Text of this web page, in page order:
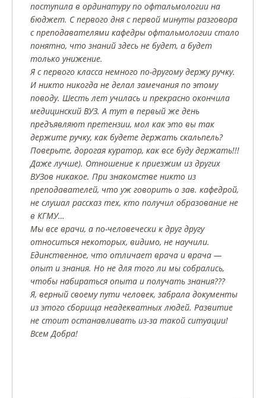
поступила в ординатуру по офтальмологии на
бюджет. С первого дня с первой минуты разговора
с преподавателями кафедры офтальмологии стало
понятно, что знаний здесь не будет, а будет
только унижение.
Я с первого класса немного по-другому держу ручку.
И никто никогда не делал замечания по этому
поводу. Шесть лет училась и прекрасно окончила
медицинский ВУЗ. А тут в первый же день
предъявляют претензии, мол как это вы так
держите ручку, как будете держать скальпель?
Поверьте, дорогая куратор, как все буду держать!!!
Даже лучше). Отношение к приезжим из других
ВУЗов никакое. При знакомстве никто из
преподавателей, что уж говорить о зав. кафедрой,
не слушал рассказ тех, кто получил образование не
в КГМУ…
Мы все врачи, а по-человечески к друг другу
относиться некоторых, видимо, не научили.
Единственное, что отличает врача и врача —
опыт и знания. Но не для того ли мы собрались,
чтобы набираться опыта и получать знания???
Я, верный своему пути человек, забрала документы
из этого сборища неадекватных людей. Развитие
не стоит останавливать из-за такой ситуации!
Всем Добра!